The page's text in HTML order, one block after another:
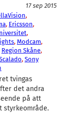
17 sep 2015
, Ericsson
, Modcam
Region Skåne
, Sony
tvingas
det andra
på att
styrkeområde.